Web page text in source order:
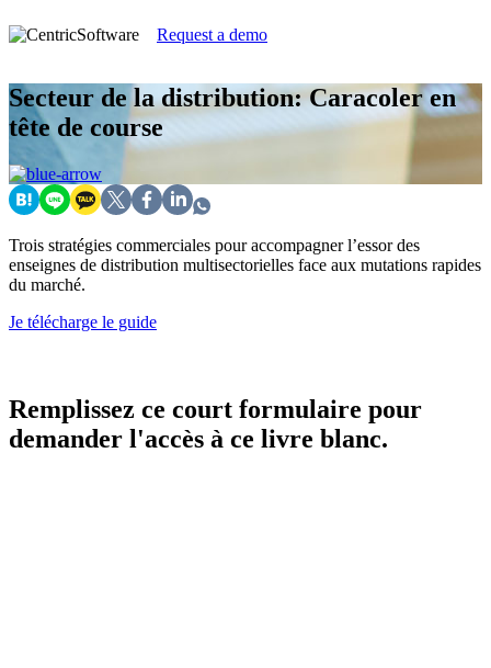
Request a demo
Secteur de la distribution: Caracoler en
tête de course
Trois stratégies commerciales pour accompagner l’essor des
enseignes de distribution multisectorielles face aux mutations rapides
du marché.
Je télécharge le guide
Remplissez ce court formulaire pour
demander l'accès à ce livre blanc.